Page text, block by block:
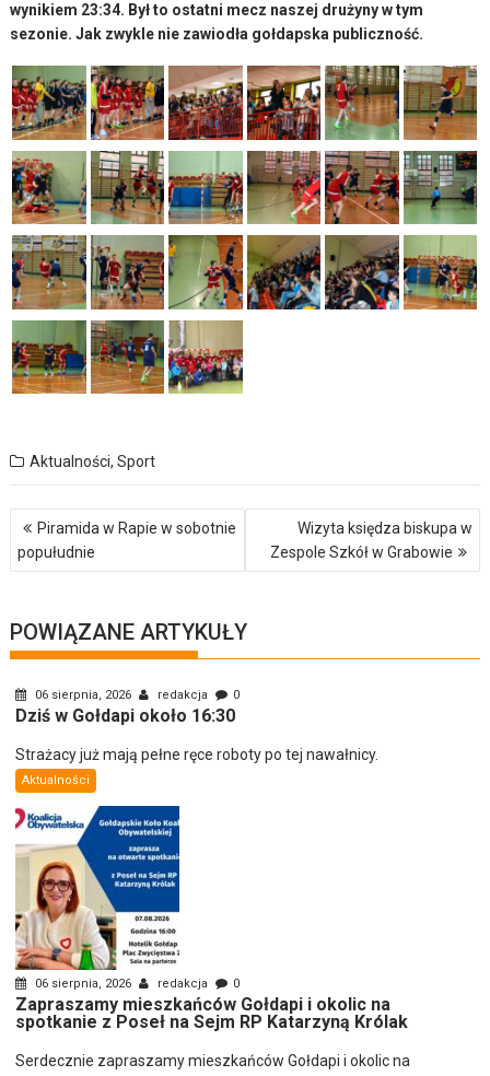
wynikiem 23:34. Był to ostatni mecz naszej drużyny w tym
sezonie. Jak zwykle nie zawiodła gołdapska publiczność.
Aktualności,Sport
Nawigacja
wpisu
Piramida w Rapie w sobotnie
popułudnie
Wizyta księdza biskupa w
Zespole Szkół w Grabowie
POWIĄZANE ARTYKUŁY
06 sierpnia, 2026 redakcja 0
Dziś w Gołdapi około 16:30
Strażacy już mają pełne ręce roboty po tej nawałnicy.
Aktualności
06 sierpnia, 2026 redakcja 0
Zapraszamy mieszkańców Gołdapi i okolic na
spotkanie z Poseł na Sejm RP Katarzyną Królak
Serdecznie zapraszamy mieszkańców Gołdapi i okolic na